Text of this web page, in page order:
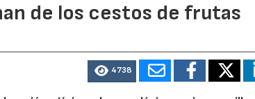
de los cestos de frutas
4738